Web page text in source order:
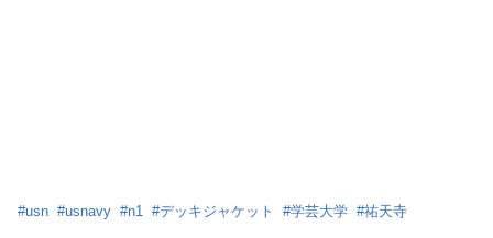
#usn #usnavy #n1 #デッキジャケット #学芸大学 #祐天寺